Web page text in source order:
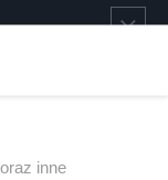
inne